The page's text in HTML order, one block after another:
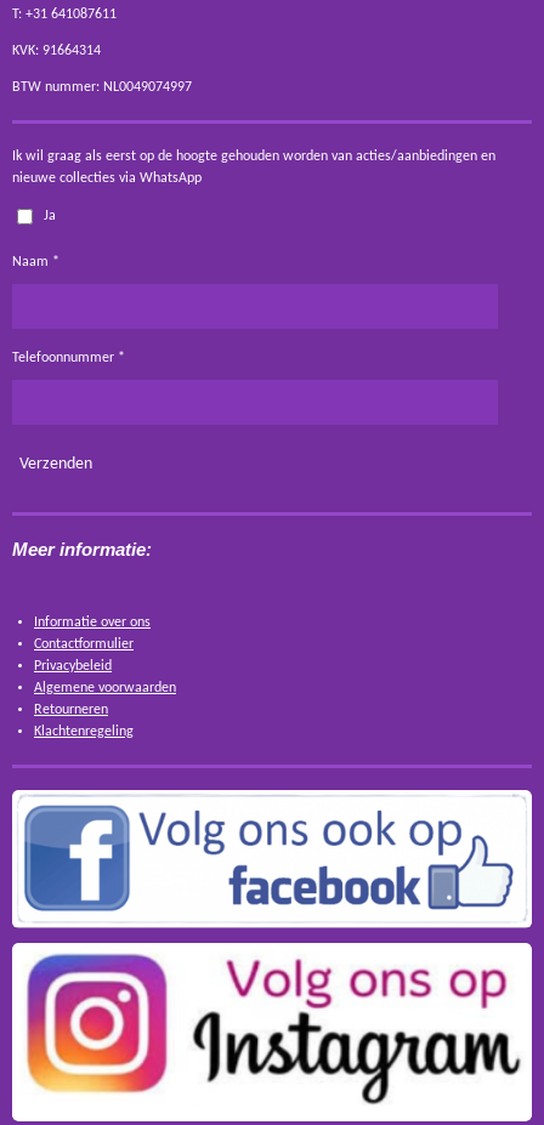
T: +31 641087611
KVK: 91664314
BTW nummer: NL0049074997
Ik wil graag als eerst op de hoogte gehouden worden van acties/aanbiedingen en
nieuwe collecties via WhatsApp
Ja
Naam *
Telefoonnummer *
Verzenden
Meer informatie:
Informatie over ons
Contactformulier
Privacybeleid
Algemene voorwaarden
Retourneren
Klachtenregeling